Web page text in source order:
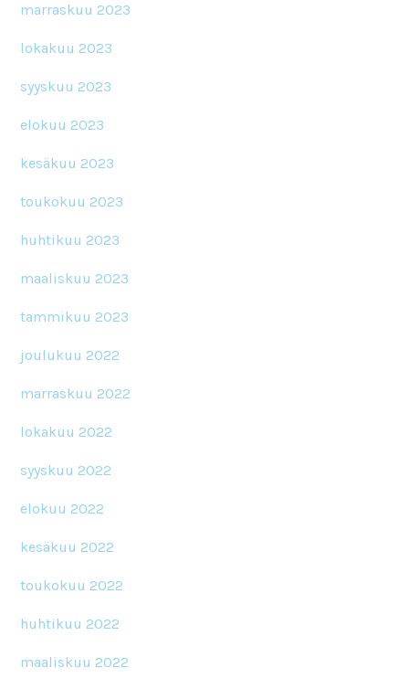
marraskuu 2023
lokakuu 2023
syyskuu 2023
elokuu 2023
kesäkuu 2023
toukokuu 2023
huhtikuu 2023
maaliskuu 2023
tammikuu 2023
joulukuu 2022
marraskuu 2022
lokakuu 2022
syyskuu 2022
elokuu 2022
kesäkuu 2022
toukokuu 2022
huhtikuu 2022
maaliskuu 2022